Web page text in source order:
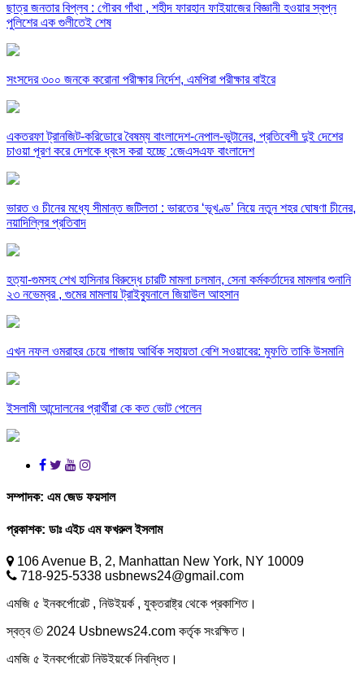
ছাত্র জনতার বিপ্লব : গৌরব গাঁথা , শহীদ ফারহান ফাইয়াজের বিজ্ঞানী হওয়ার স্বপ্ন
পুলিশের এক গুলীতেই শেষ
সংসদের ৩০০ জনকে করোনা পরীক্ষার নির্দেশ, এমপিরা পরীক্ষার বাইরে
একতরফা ট্রানজিট-করিডোরে বৈষম্য বাংলাদেশ-নেপাল-ভুটানের, প্রতিবেশী দুই দেশের
চাওয়া পূরণ করে দেশকে ধ্বংস করা হচ্ছে :জেএসএফ বাংলাদেশ
ভারত ও চীনের মধ্যে সীমান্ত জটিলতা : ভারতের ‘ভূখণ্ড’ নিয়ে নতুন শহর ঘোষণা চীনের,
নয়াদিল্লির প্রতিবাদ
হত্যা-গুমসহ শেখ হাসিনার বিরুদ্ধে চারটি মামলা চলমান, সেনা কর্মকর্তাদের মামলার শুনানি
২৩ নভেম্বর , গুমের মামলায় ট্রাইব্যুনালে জিয়াউল আহসান
এখন নফল ওমরাহর চেয়ে গাজায় আর্থিক সহায়তা বেশি সওয়াবের: মুফতি তাকি উসমানি
ইসলামী আন্দোলনের প্রার্থীরা কে কত ভোট পেলেন
সম্পাদক: এম জেড ফয়সাল
প্রকাশক: ডাঃ এইচ এম ফখরুল ইসলাম
106 Avenue B, 2, Manhattan New York, NY 10009
718-925-5338 usbnews24@gmail.com
এমজি ৫ ইনকর্পোরেট , নিউইয়র্ক , যুক্তরাষ্ট্র থেকে প্রকাশিত।
স্বত্ব © 2024 Usbnews24.com কর্তৃক সংরক্ষিত।
এমজি ৫ ইনকর্পোরেট নিউইয়র্কে নিবন্ধিত।